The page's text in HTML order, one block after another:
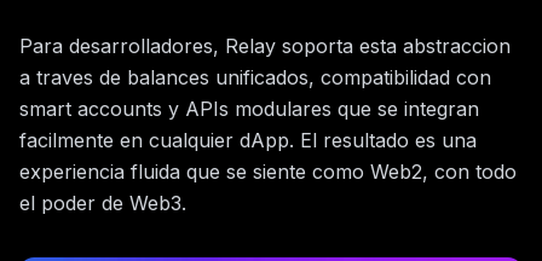
Para desarrolladores, Relay soporta esta abstraccion
a traves de balances unificados, compatibilidad con
smart accounts y APIs modulares que se integran
facilmente en cualquier dApp. El resultado es una
experiencia fluida que se siente como Web2, con todo
el poder de Web3.